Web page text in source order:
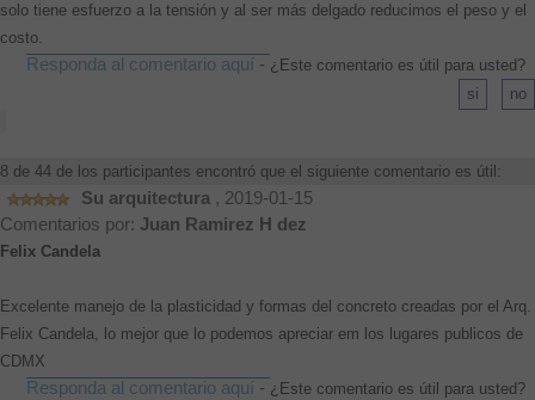
solo tiene esfuerzo a la tensión y al ser más delgado reducimos el peso y el
costo.
Responda al comentario aquí - ¿Este comentario es útil para usted?
8 de 44 de los participantes encontró que el siguiente comentario es útil:
Su arquitectura , 2019-01-15
Comentarios por: Juan Ramirez H dez
Felix Candela
Excelente manejo de la plasticidad y formas del concreto creadas por el Arq.
Felix Candela, lo mejor que lo podemos apreciar em los lugares publicos de
CDMX
Responda al comentario aquí - ¿Este comentario es útil para usted?